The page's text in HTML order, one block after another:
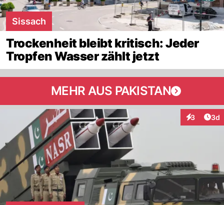
Sissach
Trockenheit bleibt kritisch: Jeder
Tropfen Wasser zählt jetzt
MEHR AUS PAKISTAN
3 3d